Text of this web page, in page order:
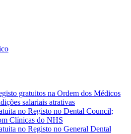
gratuitos na Ordem dos Médicos
salariais atrativas
no Registo no Dental Council;
Clínicas do NHS
no Registo no General Dental